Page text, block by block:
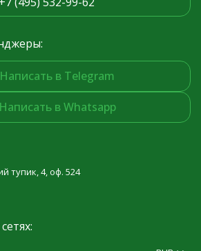
Написать в Telegram
Написать в Whatsapp
тупик, 4, оф. 524